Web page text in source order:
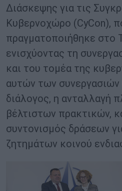
Διάσκεψης για τις
Κυβερνοχώρο (CyCon),
πραγματοποιήθηκε στο
ενισχύοντας τη
και του τομέα της
αυτών των συνεργασιών
διάλογος, η ανταλλαγή
βέλτιστων πρακτικών,
συντονισμός δράσεων
ζητημάτων κοινού